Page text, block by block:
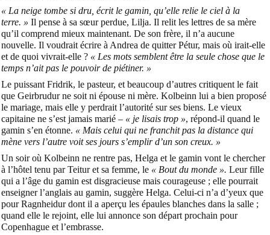
« La neige tombe si dru, écrit le gamin, qu’elle relie le ciel à la
terre. » Il pense à sa sœur perdue, Lilja. Il relit les lettres de sa mère
qu’il comprend mieux maintenant. De son frère, il n’a aucune
nouvelle. Il voudrait écrire à Andrea de quitter Pétur, mais où irait-elle
et de quoi vivrait-elle ? « Les mots semblent être la seule chose que le
temps n’ait pas le pouvoir de piétiner. »
Le puissant Fridrik, le pasteur, et beaucoup d’autres critiquent le fait
que Geirbrudur ne soit ni épouse ni mère. Kolbeinn lui a bien proposé
le mariage, mais elle y perdrait l’autorité sur ses biens. Le vieux
capitaine ne s’est jamais marié – « je lisais trop », répond-il quand le
gamin s’en étonne. « Mais celui qui ne franchit pas la distance qui
mène vers l’autre voit ses jours s’emplir d’un son creux. »
Un soir où Kolbeinn ne rentre pas, Helga et le gamin vont le chercher
à l’hôtel tenu par Teitur et sa femme, le « Bout du monde ». Leur fille
qui a l’âge du gamin est disgracieuse mais courageuse ; elle pourrait
enseigner l’anglais au gamin, suggère Helga. Celui-ci n’a d’yeux que
pour Ragnheidur dont il a aperçu les épaules blanches dans la salle ;
quand elle le rejoint, elle lui annonce son départ prochain pour
Copenhague et l’embrasse.